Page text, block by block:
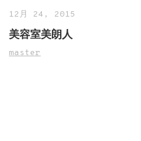
12月 24, 2015
美容室美朗人
master